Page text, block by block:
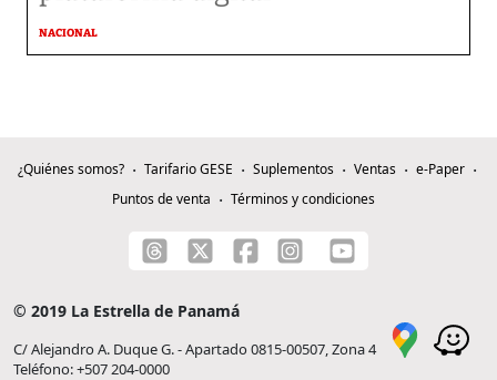
NACIONAL
¿Quiénes somos? Tarifario GESE Suplementos Ventas
e-Paper
Puntos de venta
Términos y condiciones
© 2019 La Estrella de Panamá
C/ Alejandro A. Duque G. - Apartado 0815-00507, Zona 4
Teléfono: +507 204-0000